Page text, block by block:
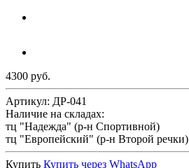
4300 руб.
Артикул: ДР-041
Наличие на складах:
тц "Надежда" (р-н Спортивной)
тц "Европейский" (р-н Второй речки)
Купить Купить через WhatsApp